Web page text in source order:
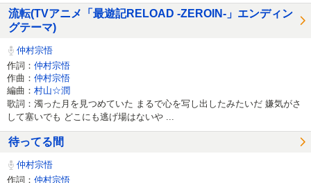
流転(TVアニメ「最遊記RELOAD -ZEROIN-」エンディン
グテーマ)
仲村宗悟
作詞： 仲村宗悟
作曲： 仲村宗悟
編曲： 村山☆潤
歌詞：濁った月を見つめていた まるで心を写し出したみたいだ 嫌気がさ
して塞いでも どこにも逃げ場はないや ...
待ってる間
仲村宗悟
作詞： 仲村宗悟